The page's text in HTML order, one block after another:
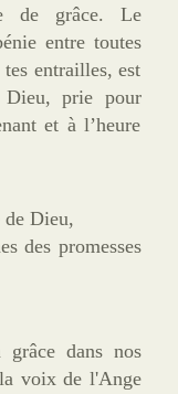
de grâce. Le
entre toutes
entrailles, est
prie pour
et à l’heure
de Dieu,
des promesses
grâce dans nos
voix de l'Ange